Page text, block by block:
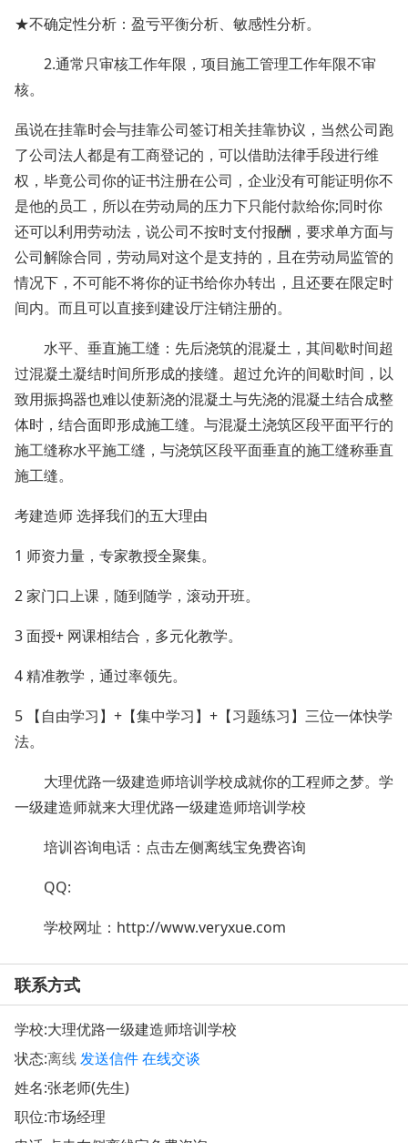
★不确定性分析：盈亏平衡分析、敏感性分析。
2.通常只审核工作年限，项目施工管理工作年限不审
核。
虽说在挂靠时会与挂靠公司签订相关挂靠协议，当然公司跑
了公司法人都是有工商登记的，可以借助法律手段进行维
权，毕竟公司你的证书注册在公司，企业没有可能证明你不
是他的员工，所以在劳动局的压力下只能付款给你;同时你
还可以利用劳动法，说公司不按时支付报酬，要求单方面与
公司解除合同，劳动局对这个是支持的，且在劳动局监管的
情况下，不可能不将你的证书给你办转出，且还要在限定时
间内。而且可以直接到建设厅注销注册的。
水平、垂直施工缝：先后浇筑的混凝土，其间歇时间超
过混凝土凝结时间所形成的接缝。超过允许的间歇时间，以
致用振捣器也难以使新浇的混凝土与先浇的混凝土结合成整
体时，结合面即形成施工缝。与混凝土浇筑区段平面平行的
施工缝称水平施工缝，与浇筑区段平面垂直的施工缝称垂直
施工缝。
考建造师 选择我们的五大理由
1 师资力量，专家教授全聚集。
2 家门口上课，随到随学，滚动开班。
3 面授+ 网课相结合，多元化教学。
4 精准教学，通过率领先。
5 【自由学习】+【集中学习】+【习题练习】三位一体快学
法。
大理优路一级建造师培训学校成就你的工程师之梦。学
一级建造师就来大理优路一级建造师培训学校
培训咨询电话：点击左侧离线宝免费咨询
QQ:
学校网址： http://www.veryxue.com
联系方式
学校:大理优路一级建造师培训学校
状态:离线发送信件在线交谈
姓名:张老师(先生)
职位:市场经理